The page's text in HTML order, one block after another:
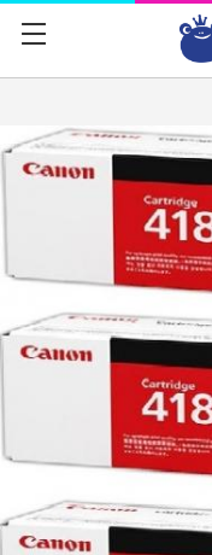
戻る
CANON
富士フイルム
RICOH
FUJITSU
京セラミタ
brother
戻る
トナーカートリッジ
インクカートリッジ
大判インクカートリッジ
CANONトナーセット
プリンタ
A4カラー複合機
A4モノクロ複合機
プリンタオプション
用紙